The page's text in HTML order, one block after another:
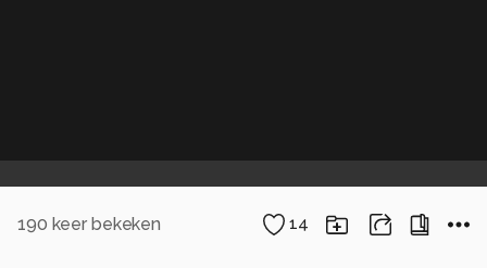
190 keer bekeken 14